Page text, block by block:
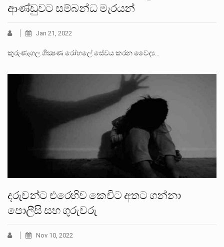
ආණ්ඩුවට සම්බන්ධ මැරයන්
Jan 21, 2022
කුරුණෑගල ශික්‍ෂණ රෝහලේ සේවය කරන වෛද්‍ය…
දරුවන්ට එරෙහිව කෙවිට අතට ගන්නා
පොලීසි සහ ගුරුවරු
Nov 10, 2022